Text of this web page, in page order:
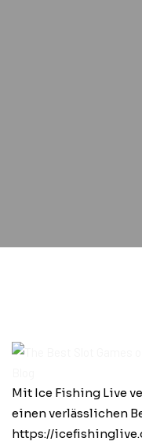
Mit Ice Fishing Live
einen verlässlichen
https://